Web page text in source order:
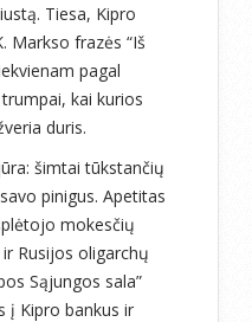
Tiesa, Kipro
Markso frazės “Iš
pagal
kai kurios
duris.
šimtai tūkstančių
pinigus. Apetitas
mokesčių
Rusijos oligarchų
Sąjungos sala”
į Kipro bankus ir